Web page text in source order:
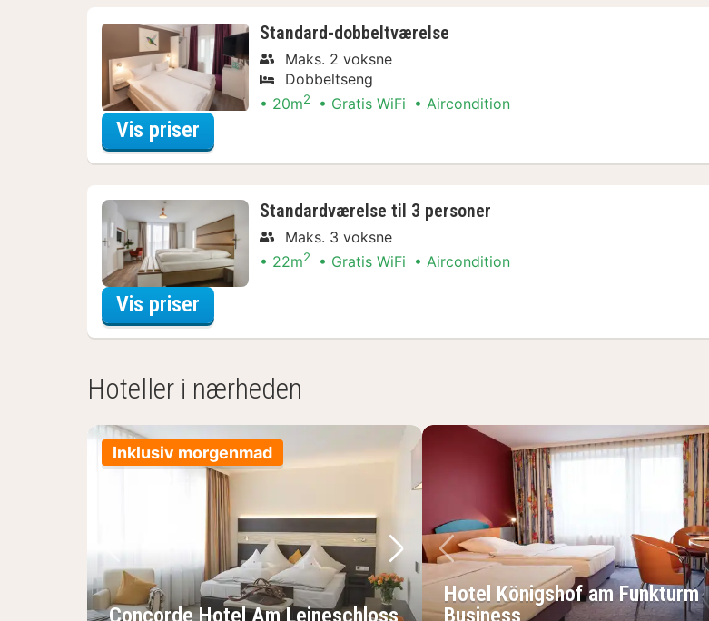
Standard-dobbeltværelse
Maks. 2 voksne
Dobbeltseng
20m2 Gratis WiFi Aircondition
Vis priser
Standardværelse til 3 personer
Maks. 3 voksne
22m2 Gratis WiFi Aircondition
Vis priser
Hoteller i nærheden
Inklusiv morgenmad
Forrige billede
Næste billede
Concorde Hotel Am Leineschloss
Forrige billede
Hotel Königshof am Funkturm
Business